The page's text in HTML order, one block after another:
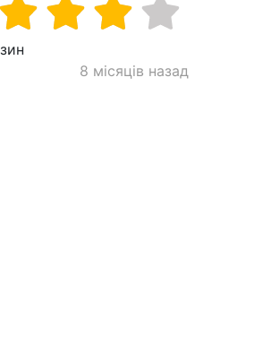
8 місяців назад